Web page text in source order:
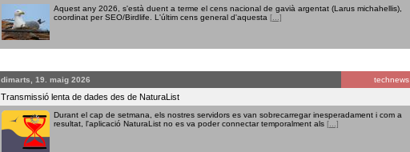
Aquest any 2026, s'està duent a terme el cens nacional de gavià argentat (Larus michahellis),
coordinat per SEO/Birdlife. L'últim cens general d'aquesta [...]
dimarts, 19. maig 2026 technews
Transmissió lenta de dades des de NaturaList
Durant el cap de setmana, els nostres servidors es van sobrecarregar inesperadament i com a
resultat, l'aplicació NaturaList no es va poder connectar temporalment als [...]